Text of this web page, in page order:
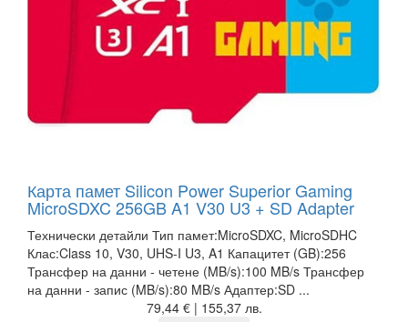
Карта памет Silicon Power Superior Gaming
MicroSDXC 256GB A1 V30 U3 + SD Adapter
Технически детайли Тип памет:MicroSDXC, MicroSDHC
Клас:Class 10, V30, UHS-I U3, A1 Капацитет (GB):256
Трансфер на данни - четене (MB/s):100 MB/s Трансфер
на данни - запис (MB/s):80 MB/s Адаптер:SD ...
79,44 € | 155,37 лв.